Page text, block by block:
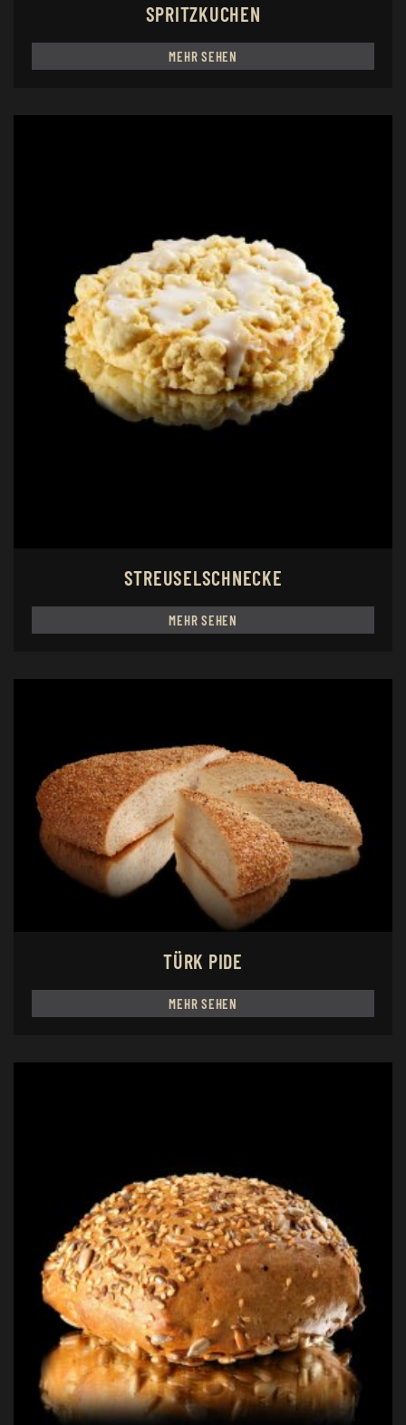
SPRITZKUCHEN
MEHR SEHEN
STREUSELSCHNECKE
MEHR SEHEN
TÜRK PIDE
MEHR SEHEN